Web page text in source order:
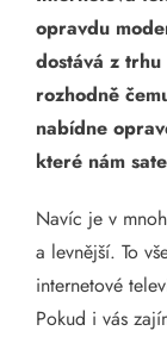
opravdu
dostává z
rozhodně
nabídne
které nám
Navíc je v
a levnější. To
internetové
Pokud i vás